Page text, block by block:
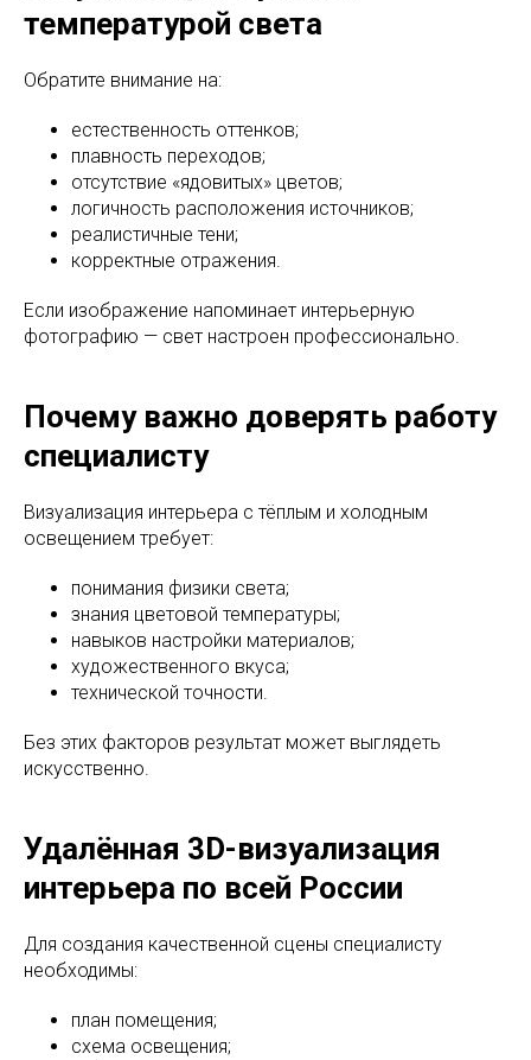
температурой света
Обратите внимание на:
естественность оттенков;
плавность переходов;
отсутствие «ядовитых» цветов;
логичность расположения источников;
реалистичные тени;
корректные отражения.
Если изображение напоминает интерьерную
фотографию — свет настроен профессионально.
Почему важно доверять работу
специалисту
Визуализация интерьера с тёплым и холодным
освещением требует:
понимания физики света;
знания цветовой температуры;
навыков настройки материалов;
художественного вкуса;
технической точности.
Без этих факторов результат может выглядеть
искусственно.
Удалённая 3D-визуализация
интерьера по всей России
Для создания качественной сцены специалисту
необходимы:
план помещения;
схема освещения;